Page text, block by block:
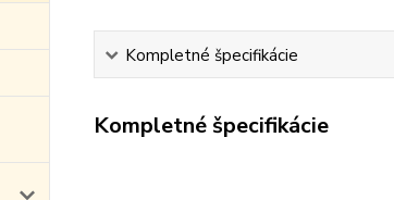
Kompletné špecifikácie
Kompletné špecifikácie